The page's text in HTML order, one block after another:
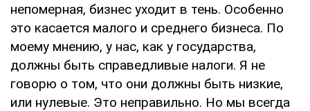
непомерная, бизнес уходит в тень. Особенно
это касается малого и среднего бизнеса. По
моему мнению, у нас, как у государства,
должны быть справедливые налоги. Я не
говорю о том, что они должны быть низкие,
или нулевые. Это неправильно. Но мы всегда